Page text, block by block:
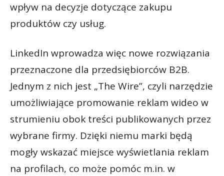
wpływ na decyzje dotyczące zakupu
produktów czy usług.
LinkedIn wprowadza więc nowe rozwiązania
przeznaczone dla przedsiębiorców B2B.
Jednym z nich jest „The Wire”, czyli narzędzie
umożliwiające promowanie reklam wideo w
strumieniu obok treści publikowanych przez
wybrane firmy. Dzięki niemu marki będą
mogły wskazać miejsce wyświetlania reklam
na profilach, co może pomóc m.in. w